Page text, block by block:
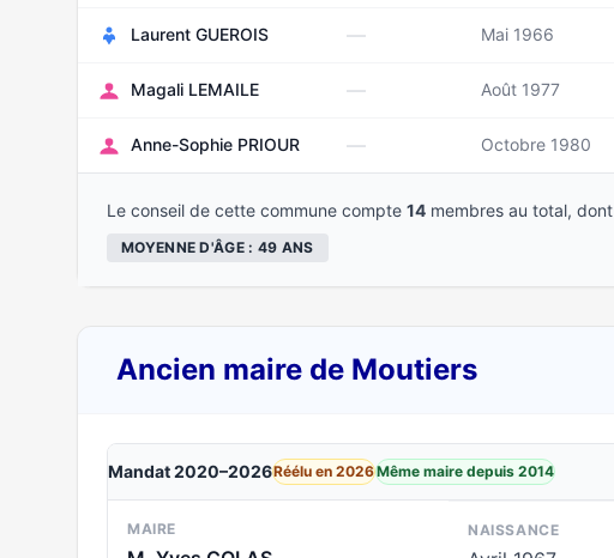
Laurent GUEROIS — Mai 1966
Magali LEMAILE — Août 1977
Anne-Sophie PRIOUR — Octobre 1980
Le conseil de cette commune compte 14 membres au total, dont
MOYENNE D'ÂGE : 49 ANS
Ancien maire de Moutiers
Mandat 2020–2026Réélu en 2026Même maire depuis 2014
MAIRE NAISSANCE